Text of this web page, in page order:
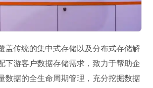
盖传统的集中式存储以及分布式存储解
下游客户数据存储需求，致力于帮助企
数据的全生命周期管理，充分挖掘数据